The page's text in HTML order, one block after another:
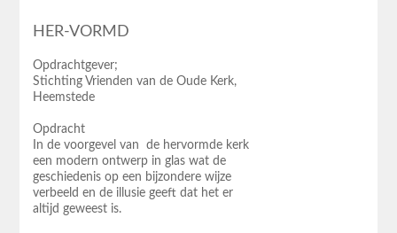
HER-VORMD
Opdrachtgever;
Stichting Vrienden van de Oude Kerk,
Heemstede
Opdracht
In de voorgevel van de hervormde kerk
een modern ontwerp in glas wat de
geschiedenis op een bijzondere wijze
verbeeld en de illusie geeft dat het er
altijd geweest is.